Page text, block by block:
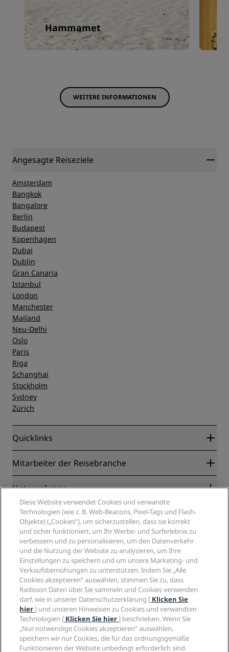
Hammamet
WEITERE INFORMATIONEN
Angesagte Reiseziele
Amsterdam
Bangkok
Bangalore
Berlin
Budapest
Kopenhagen
Dubai
Dublin
Gran Canaria
Istanbul
London
Manchester
Mailand
Neu-Delhi
Oslo
Paris
Riga
Schanghai
Stockholm
Sydney
Zürich
Quicklinks
Radisson Rewards
Blog
Neue und aufstrebende Hotels
Radisson Hotels APP
„Sports Approved“-Hotels
Familienfreundliche Hotels
Gesundheit & Sicherheit
Mitarbeiter der Reisebranche
Partner
Reisebüros
Unternehmen
Radisson Hotel Group
Medien
Karriere RHG
Karriere PPHE
Karrieren EHL
The Club by RHG
Entwicklungsmöglichkeiten
Responsible Business – Unser Engagement
Einkauf
Rechtliches
Privacy Centre
Rechtliche Hinweise
Radisson Rewards Geschäftsbedingungen
Website-Nutzungsvereinbarung
Digitale Barrierefreiheit
Moderne Sklaverei – Erklärung
Hilfe
Verbrauchermeldungen
Kontakt
FAQ
Inhaltsübersicht
Soziale Medien
Marken von Radisson Hotels
Diese Website verwendet Cookies und verwandte
Technologien (wie z. B. Web-Beacons, Pixel-Tags und Flash-
Objekte) („Cookies“), um sicherzustellen, dass sie korrekt
und sicher funktioniert, um Ihr Werbe- und Surferlebnis zu
verbessern und zu personalisieren, um den Datenverkehr
und die Nutzung der Website zu analysieren, um Ihre
Einstellungen zu speichern und um unsere Marketing- und
Verkaufsbemühungen zu unterstützen. Indem Sie „Alle
Cookies akzeptieren“ auswählen, stimmen Sie zu, dass
Radisson Daten über Sie sammeln und Cookies verwenden
darf, wie in unserer Datenschutzerklärung [ Klicken Sie
hier] und unseren Hinweisen zu Cookies und verwandten
Technologien [ Klicken Sie hier] beschrieben. Wenn Sie
„Nur notwendige Cookies akzeptieren“ auswählen,
speichern wir nur Cookies, die für das ordnungsgemäße
Funktionieren der Website unbedingt erforderlich sind.